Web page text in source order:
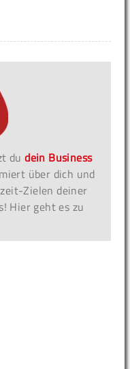
dudein Business
über dich und
Zielen deiner
Hier geht es zu